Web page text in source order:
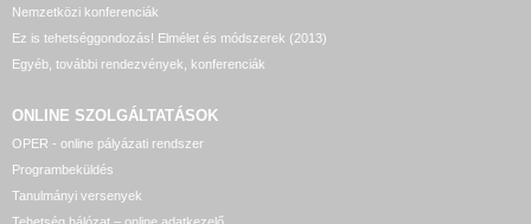
Nemzetközi konferenciák
Ez is tehetséggondozás! Elmélet és módszerek (2013)
Egyéb, további rendezvények, konferenciák
ONLINE SZOLGÁLTATÁSOK
OPER - online pályázati rendszer
Programbeküldés
Tanulmányi versenyek